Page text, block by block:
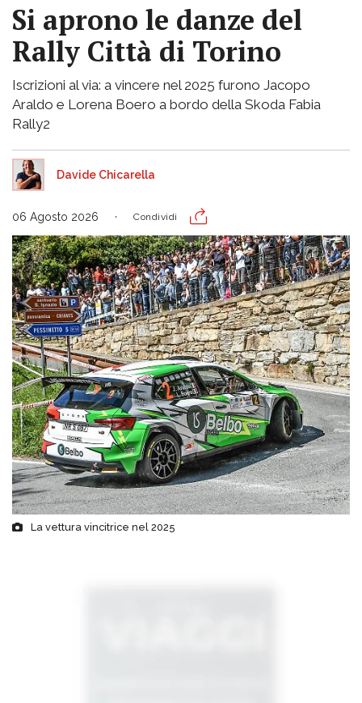
Si aprono le danze del
Rally Città di Torino
Iscrizioni al via: a vincere nel 2025 furono Jacopo
Araldo e Lorena Boero a bordo della Skoda Fabia
Rally2
Davide Chicarella
06 Agosto 2026 Condividi
La vettura vincitrice nel 2025